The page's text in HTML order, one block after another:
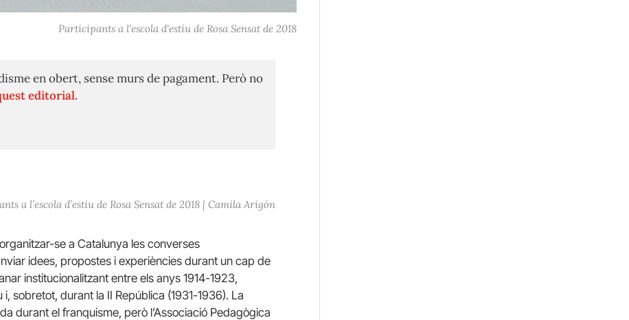
Participants a l'escola d'estiu de Rosa Sensat de 2018
en obert, sense murs de pagament. Però no
editorial.
a l’escola d’estiu de Rosa Sensat de 2018 | Camila Arigón
se a Catalunya les converses
idees, propostes i experiències durant un cap de
institucionalitzant entre els anys 1914-1923,
sobretot, durant la II República (1931-1936). La
durant el franquisme, però l’Associació Pedagògica